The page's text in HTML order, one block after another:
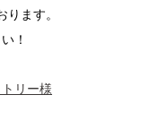
ます。
！
リー様